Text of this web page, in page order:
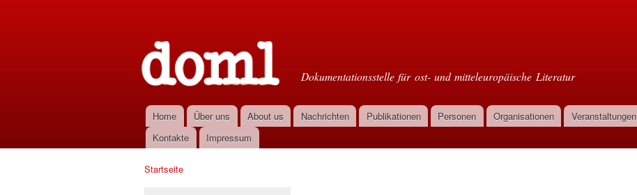
Dokumentationsstelle für ost- und mitteleuropäische Literatur
Hauptmenü
Home Über uns About us Nachrichten Publikationen Personen Organisationen Veranstaltungen
Kontakte
Impressum
Startseite